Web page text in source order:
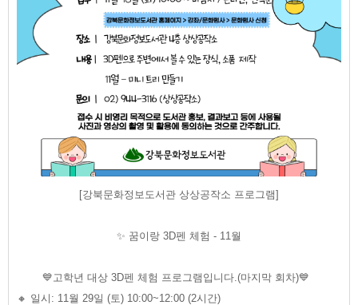
[강북문화정보도서관 상상공작소 프로그램]
✨ 꿈이랑 3D펜 체험 - 11월
💙고학년 대상 3D펜 체험 프로그램입니다.(마지막 회차)💙
🔸 일시: 11월 29일 (토) 10:00~12:00 (2시간)